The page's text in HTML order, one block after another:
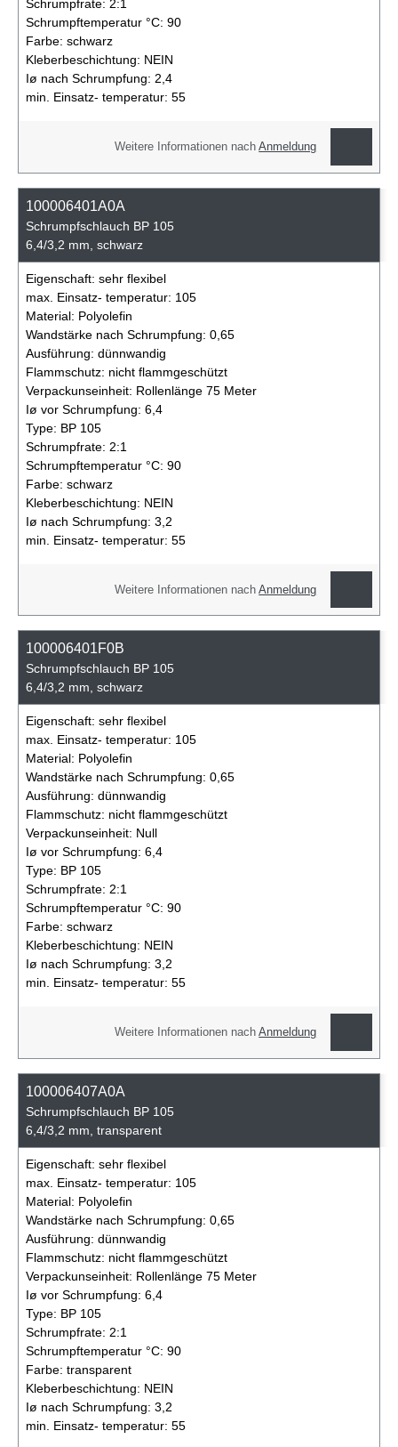
Schrumpfrate: 2:1
Schrumpftemperatur °C: 90
Farbe: schwarz
Kleberbeschichtung: NEIN
Iø nach Schrumpfung: 2,4
min. Einsatz- temperatur: 55
Weitere Informationen nachAnmeldung
100006401A0A
Schrumpfschlauch BP 105
6,4/3,2 mm, schwarz
Eigenschaft: sehr flexibel
max. Einsatz- temperatur: 105
Material: Polyolefin
Wandstärke nach Schrumpfung: 0,65
Ausführung: dünnwandig
Flammschutz: nicht flammgeschützt
Verpackunseinheit: Rollenlänge 75 Meter
Iø vor Schrumpfung: 6,4
Type: BP 105
Schrumpfrate: 2:1
Schrumpftemperatur °C: 90
Farbe: schwarz
Kleberbeschichtung: NEIN
Iø nach Schrumpfung: 3,2
min. Einsatz- temperatur: 55
Weitere Informationen nachAnmeldung
100006401F0B
Schrumpfschlauch BP 105
6,4/3,2 mm, schwarz
Eigenschaft: sehr flexibel
max. Einsatz- temperatur: 105
Material: Polyolefin
Wandstärke nach Schrumpfung: 0,65
Ausführung: dünnwandig
Flammschutz: nicht flammgeschützt
Verpackunseinheit: Null
Iø vor Schrumpfung: 6,4
Type: BP 105
Schrumpfrate: 2:1
Schrumpftemperatur °C: 90
Farbe: schwarz
Kleberbeschichtung: NEIN
Iø nach Schrumpfung: 3,2
min. Einsatz- temperatur: 55
Weitere Informationen nachAnmeldung
100006407A0A
Schrumpfschlauch BP 105
6,4/3,2 mm, transparent
Eigenschaft: sehr flexibel
max. Einsatz- temperatur: 105
Material: Polyolefin
Wandstärke nach Schrumpfung: 0,65
Ausführung: dünnwandig
Flammschutz: nicht flammgeschützt
Verpackunseinheit: Rollenlänge 75 Meter
Iø vor Schrumpfung: 6,4
Type: BP 105
Schrumpfrate: 2:1
Schrumpftemperatur °C: 90
Farbe: transparent
Kleberbeschichtung: NEIN
Iø nach Schrumpfung: 3,2
min. Einsatz- temperatur: 55